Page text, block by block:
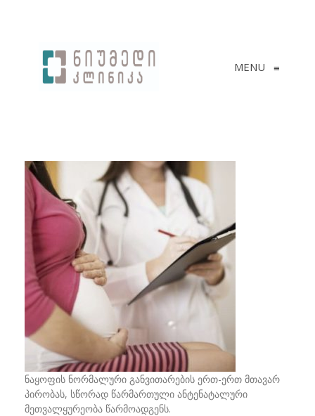
MENU ≡
ნაყოფის ნორმალური განვითარების ერთ-ერთ მთავარ
პირობას, სწორად წარმართული ანტენატალური
მეთვალყურეობა წარმოადგენს.